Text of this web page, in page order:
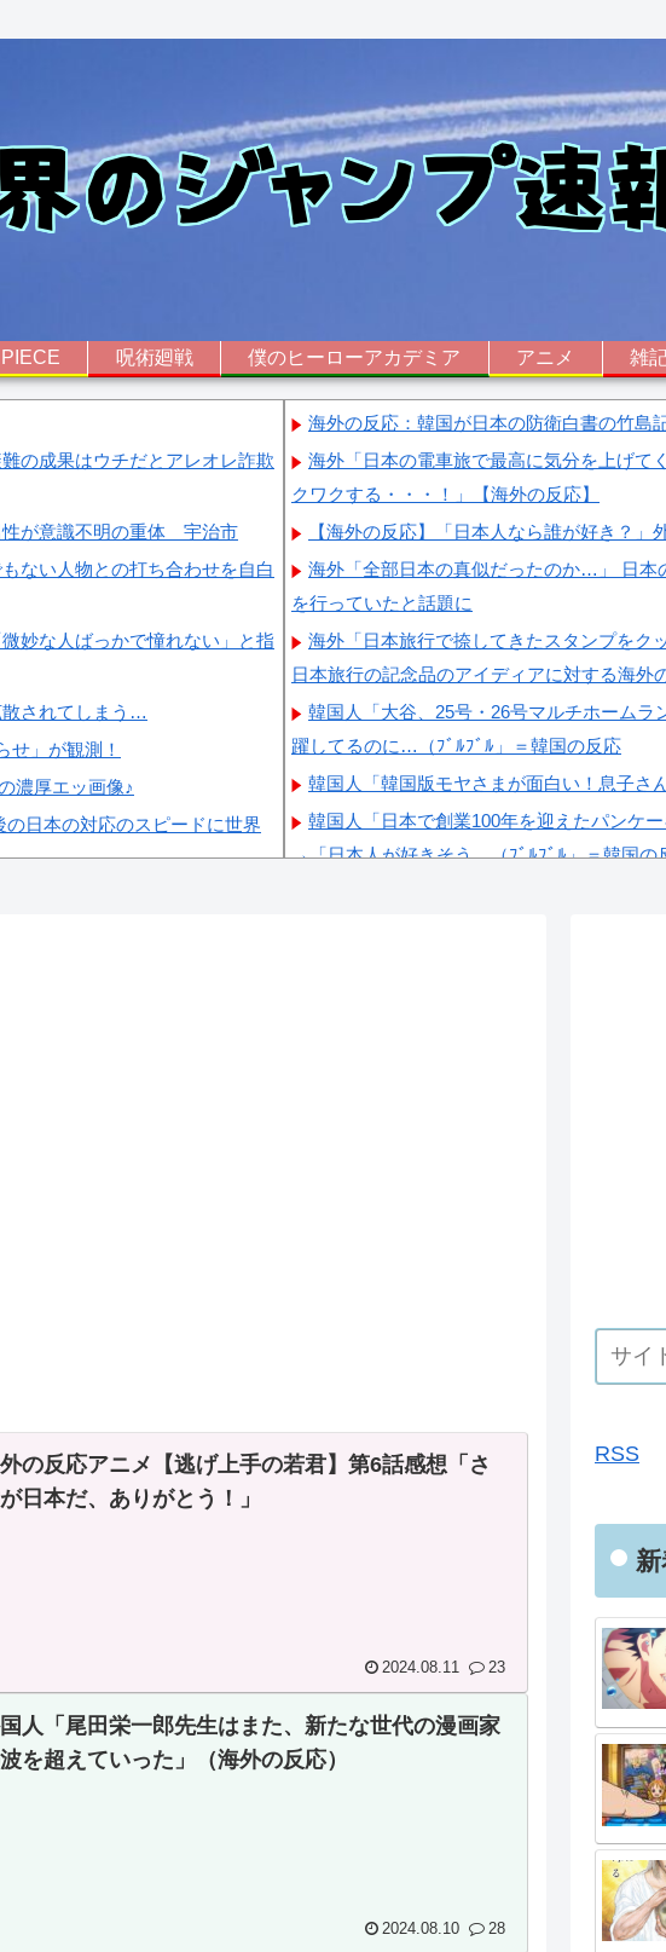
呪術廻戦 僕のヒーローアカデミア アニメ 雑
の成果はウチだとアレオレ詐欺
性が意識不明の重体 宇治市
ない人物との打ち合わせを自白
妙な人ばっかで憧れない」と指
散されてしまう…
」が観測！
濃厚エッ画像♪
日本の対応のスピードに世界
海外の反応：韓国が日本の防衛白書の竹島
海外「日本の電車旅で最高に気分を上げ
クワクする・・・！」【海外の反応】
【海外の反応】「日本人なら誰が好き？
海外「全部日本の真似だったのか…」 日本
を行っていたと話題に
海外「日本旅行で捺してきたスタンプをク
日本旅行の記念品のアイディアに対する海外
韓国人「大谷、25号・26号マルチホーム
躍してるのに…（ﾌﾞﾙﾌﾞﾙ」＝韓国の反応
韓国人「韓国版モヤさまが面白い！息子さ
韓国人「日本で創業100年を迎えたパンケ
→「日本人が好きそう…（ﾌﾞﾙﾌﾞﾙ」＝韓国の
の反応アニメ【逃げ上手の若君】第6話感想「さ
日本だ、ありがとう！」
2024.08.11 23
人「尾田栄一郎先生はまた、新たな世代の漫画家
を超えていった」（海外の反応）
2024.08.10 28
RSS